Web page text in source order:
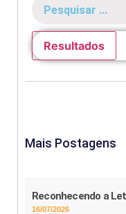
Resultados
Mais Postagens
Reconhecendo a
16/07/2026